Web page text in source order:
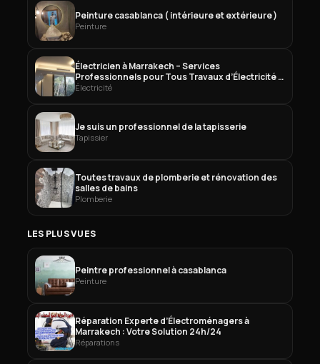
Peinture casablanca ( intérieure et extérieure )
Peinture
Électricien à Marrakech – Services
Professionnels pour Tous Travaux d’Électricité à
Marrakech
Électricité
Je suis un professionnel de la tapisserie
Tapissier
Toutes travaux de plomberie et rénovation des
salles de bains
Plomberie
LES PLUS VUES
Peintre professionnel à casablanca
Peinture
Réparation Experte d’Électroménagers à
Marrakech : Votre Solution 24h/24
Réparations